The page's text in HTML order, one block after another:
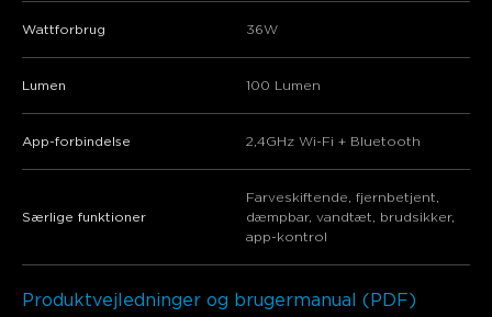
Wattforbrug 36W
Lumen ‎100 Lumen
App-forbindelse 2,4GHz Wi-Fi + Bluetooth
Særlige funktioner
Farveskiftende, fjernbetjent,
dæmpbar, vandtæt, brudsikker,
app-kontrol
Produktvejledninger og brugermanual (PDF)